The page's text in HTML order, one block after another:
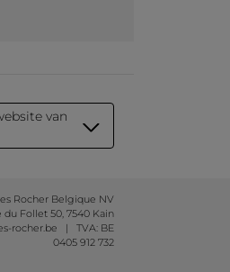
van
Rocher Belgique NV
du Follet 50, 7540 Kain
rocher.be | TVA: BE
0405 912 732